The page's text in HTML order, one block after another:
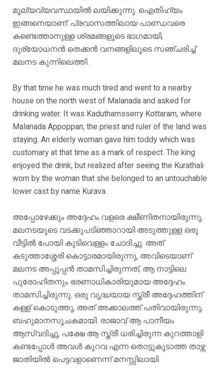
മൂല്യവ്യവസ്ഥയിൽ ലയിക്കുന്നു. ഐതിഹ്യം
ഇങ്ങനെയാണ്: പ്രവാസത്തിലായ പാണ്ഡവരെ
കണ്ടെത്താനുള്ള ശ്രമങ്ങളുടെ ഭാഗമായി,
ദുര്യോധനൻ തെക്കൻ വനങ്ങളിലൂടെ സഞ്ചരിച്ച്
മലനട കുന്നിലെത്തി.
By that time he was much tired and went to a nearby
house on the north west of Malanada and asked for
drinking water. It was Kaduthamsserry Kottaram, where
Malanada Appoppan, the priest and ruler of the land was
staying. An elderly woman gave him toddy which was
customary at that time as a mark of respect. The king
enjoyed the drink, but realized after seeing the Kurathali
worn by the woman that she belonged to an untouchable
lower cast by name Kurava.
അപ്പോഴേക്കും അദ്ദേഹം വളരെ ക്ഷീണിതനായിരുന്നു,
മലനടയുടെ വടക്കുപടിഞ്ഞാറായി അടുത്തുള്ള ഒരു
വീട്ടിൽ പോയി കുടിവെള്ളം ചോദിച്ചു. അത്
കടുത്താശ്ശേരി കൊട്ടാരമായിരുന്നു, അവിടെയാണ്
മലനട അപ്പൂപ്പൻ താമസിച്ചിരുന്നത്, ആ നാട്ടിലെ
പുരോഹിതനും ഭരണാധികാരിയുമായ അദ്ദേഹം
താമസിച്ചിരുന്നു. ഒരു വൃദ്ധയായ സ്ത്രീ അദ്ദേഹത്തിന്
കള്ള് കൊടുത്തു, അത് അക്കാലത്ത് പതിവായിരുന്നു,
ബഹുമാനസൂചകമായി. രാജാവ് ആ പാനീയം
ആസ്വദിച്ചു, പക്ഷേ ആ സ്ത്രീ ധരിച്ചിരുന്ന കുറത്താളി
കണ്ടപ്പോൾ അവൾ കുറവ എന്ന തൊട്ടുകൂടാത്ത താഴ്ന്ന
ജാതിയിൽ പെട്ടവളാണെന്ന് മനസ്സിലായി.